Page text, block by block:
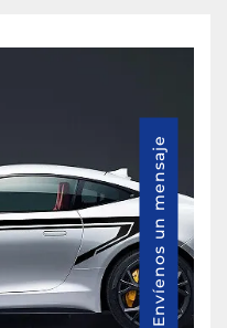
Envíenos un mensaje